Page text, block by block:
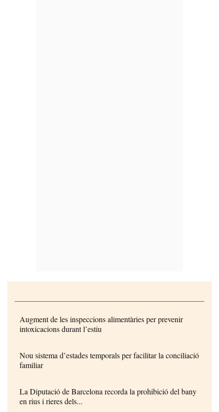
Augment de les inspeccions alimentàries per prevenir
intoxicacions durant l’estiu
Nou sistema d’estades temporals per facilitar la conciliació
familiar
La Diputació de Barcelona recorda la prohibició del bany
en rius i rieres dels...